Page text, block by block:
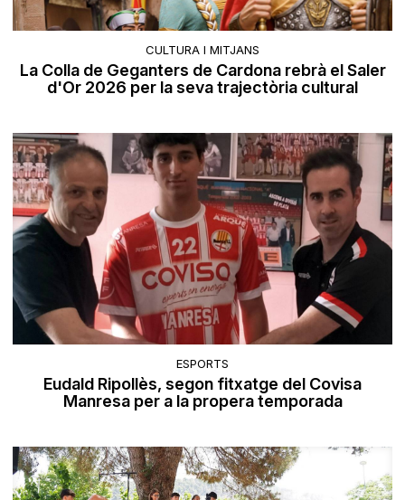
CULTURA I MITJANS
La Colla de Geganters de Cardona rebrà el Saler
d'Or 2026 per la seva trajectòria cultural
ESPORTS
Eudald Ripollès, segon fitxatge del Covisa
Manresa per a la propera temporada